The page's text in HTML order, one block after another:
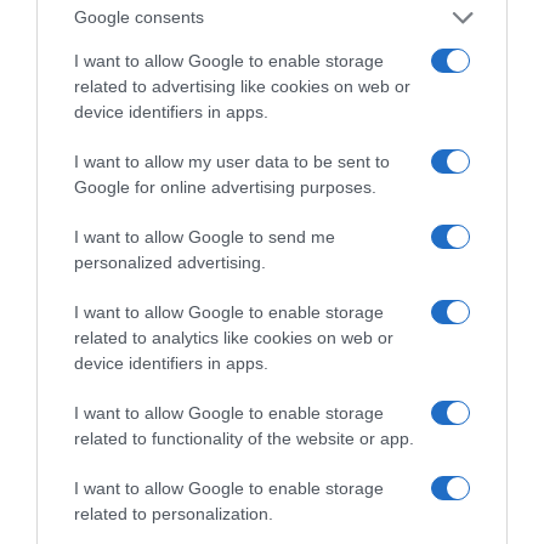
Google consents
I want to allow Google to enable storage
related to advertising like cookies on web or
device identifiers in apps.
I want to allow my user data to be sent to
Google for online advertising purposes.
I want to allow Google to send me
personalized advertising.
I want to allow Google to enable storage
related to analytics like cookies on web or
device identifiers in apps.
I want to allow Google to enable storage
related to functionality of the website or app.
I want to allow Google to enable storage
related to personalization.
της Ζωής μας
το ελληνικό καλοκαίρι και ένας
πολιτισμός που μας ενώνει κάθε μέρα.
ΌΣΑ ΧΡΕΙΆΖΕΣΑΙ
ΡΟΗ ΕΙΔΗΣΕΩΝ
Προβληματισμός για την εξωτερική πολιτική
Ορθόδοξοι υπάρχουν και στα Βαλκάνια, κύριοι του
ΥΠΕΞ!